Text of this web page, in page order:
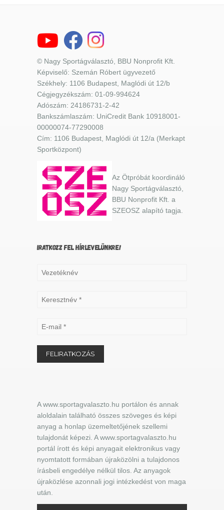
© Nagy Sportágválasztó, BBU Nonprofit Kft.
Képviselő: Szemán Róbert ügyvezető
Székhely: 1106 Budapest, Maglódi út 12/b
Cégjegyzékszám: 01-09-994624
Adószám: 24186731-2-42
Bankszámlaszám: UniCredit Bank 10918001-
00000074-77290008
Cím: 1106 Budapest, Maglódi út 12/a (Merkapt
Sportközpont)
Az Ötpróbát koordináló
Nagy Sportágválasztó,
BBU Nonprofit Kft. a
SZEOSZ alapító tagja.
IRATKOZZ FEL HÍRLEVELÜNKRE!
A www.sportagvalaszto.hu portálon és annak
aloldalain található összes szöveges és képi
anyag a honlap üzemeltetőjének szellemi
tulajdonát képezi. A www.sportagvalaszto.hu
portál írott és képi anyagait elektronikus vagy
nyomtatott formában újraközölni a tulajdonos
írásbeli engedélye nélkül tilos. Az anyagok
újraközlése azonnali jogi intézkedést von maga
után.